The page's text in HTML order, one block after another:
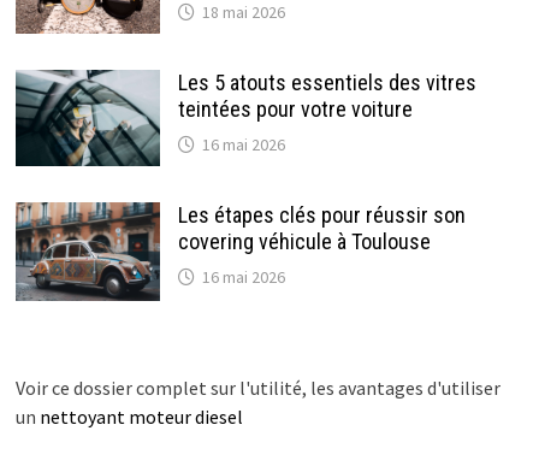
18 mai 2026
Les 5 atouts essentiels des vitres
teintées pour votre voiture
16 mai 2026
Les étapes clés pour réussir son
covering véhicule à Toulouse
16 mai 2026
Voir ce dossier complet sur l'utilité, les avantages d'utiliser
un nettoyant moteur diesel